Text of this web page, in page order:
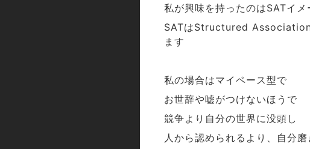
私が興味を持ったのはSATイメ
SATはStructured
ます
私の場合はマイペース型で
お世辞や嘘がつけないほうで
競争より自分の世界に没頭し
人から認められるより、自分磨